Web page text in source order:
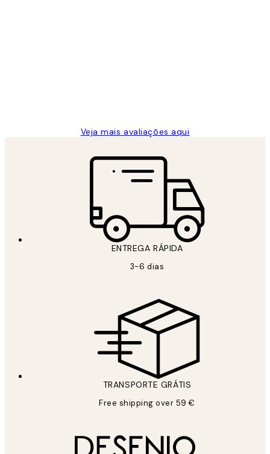
Veja mais avaliações aqui
ENTREGA RÁPIDA
3-6 dias
TRANSPORTE GRÁTIS
Free shipping over 59 €